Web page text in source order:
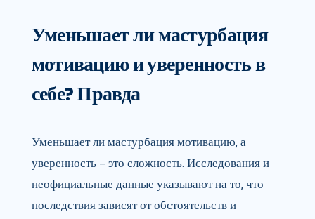
Уменьшает ли мастурбация
мотивацию и уверенность в
себе? Правда
Уменьшает ли мастурбация мотивацию, а
уверенность – это сложность. Исследования и
неофициальные данные указывают на то, что
последствия зависят от обстоятельств и